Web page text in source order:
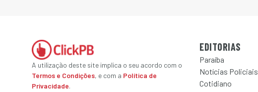
A utilização deste site implica o seu acordo com o
Termos e Condições, e com a Política de
Privacidade.
EDITORIAS
Paraíba
Notícias Policiais
Cotidiano